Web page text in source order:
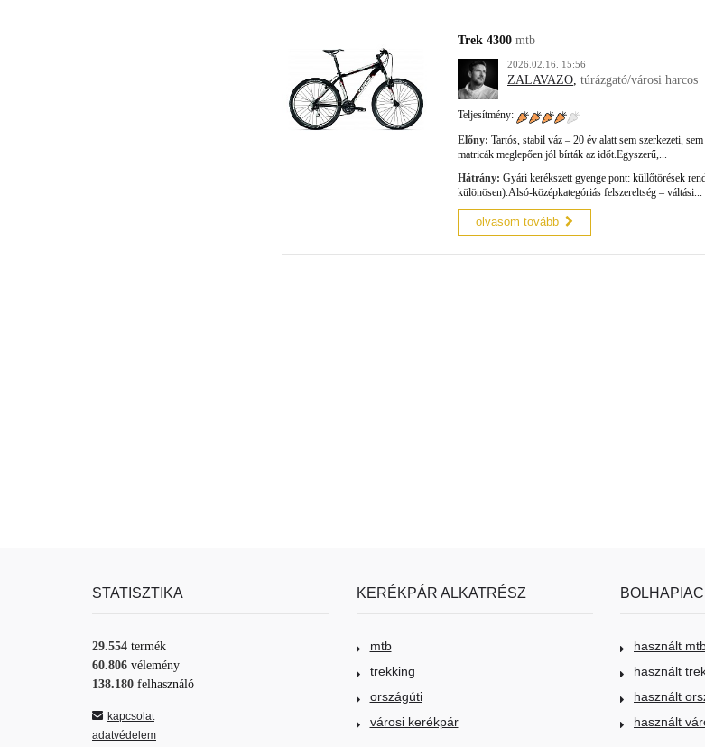
Trek 4300 mtb
2026.02.16. 15:56
ZALAVAZO, túrázgató/városi harcos
Teljesítmény:
Előny: Tartós, stabil váz – 20 év alatt sem szerkezeti,
matricák meglepően jól bírták az időt.Egyszerű,...
Hátrány: Gyári kerékszett gyenge pont: küllőtörések
különösen).Alsó-középkategóriás felszereltség – váltási...
olvasom tovább
STATISZTIKA
29.554 termék
60.806 vélemény
138.180 felhasználó
kapcsolat
adatvédelem
KERÉKPÁR ALKATRÉSZ
mtb
trekking
országúti
városi kerékpár
BOLHAPIAC
használt
használt
használt
használt